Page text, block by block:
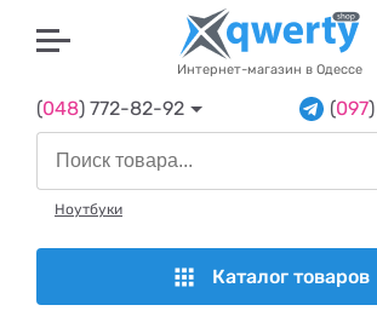
Интернет-магазин в Одессе
(048) 772-82-92 (097
Ноутбуки
Каталог товаров